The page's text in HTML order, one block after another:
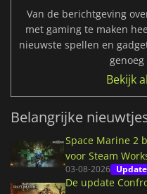
Van de berichtgeving
met gaming te maken
nieuwste spellen en
Bekijk
Belangrijke
Space Marine 2
voor Steam
03-08-2026
De update